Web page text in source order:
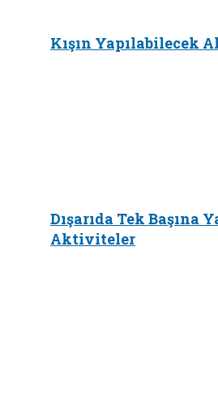
Kışın Yapılabilecek
Dışarıda Tek Başına
Aktiviteler